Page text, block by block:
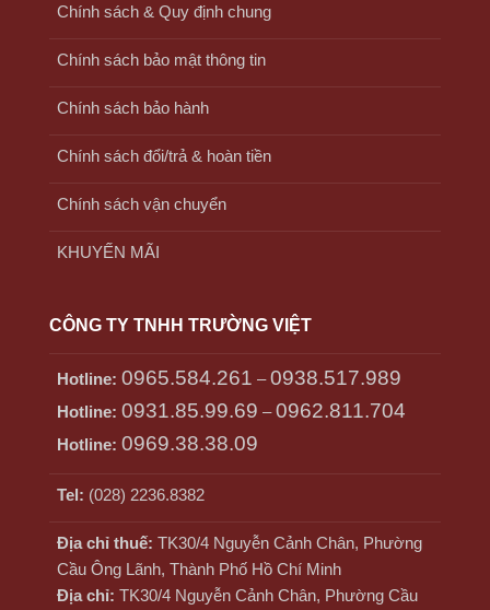
Chính sách & Quy định chung
Chính sách bảo mật thông tin
Chính sách bảo hành
Chính sách đổi/trả & hoàn tiền
Chính sách vận chuyển
KHUYẾN MÃI
CÔNG TY TNHH TRƯỜNG VIỆT
Hotline: 0965.584.261 –0938.517.989
Hotline: 0931.85.99.69 –0962.811.704
Hotline: 0969.38.38.09
Tel: (028) 2236.8382
Địa chỉ thuế: TK30/4 Nguyễn Cảnh Chân, Phường
Cầu Ông Lãnh, Thành Phố Hồ Chí Minh
Địa chỉ: TK30/4 Nguyễn Cảnh Chân, Phường Cầu